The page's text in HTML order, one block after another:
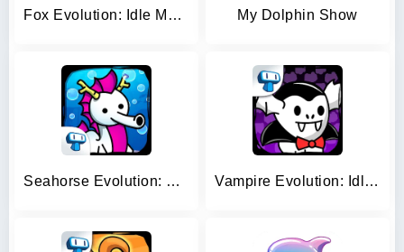
Fox Evolution: Idle Mutant Fox My Dolphin Show
Seahorse Evolution: Sea Mutant Vampire Evolution: Idle Horror